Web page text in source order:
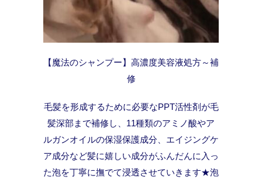
【魔法のシャンプー】高濃度美容液処方～補
修
毛髪を形成するために必要なPPT活性剤が毛
髪深部まで補修し、11種類のアミノ酸やア
ルガンオイルの保湿保護成分、エイジングケ
ア成分など髪に嬉しい成分がふんだんに入っ
た泡を丁寧に撫でて浸透させていきます★泡